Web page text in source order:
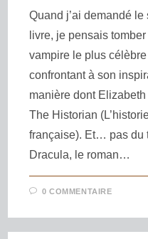
Quand j’ai demandé
livre, je pensais
vampire le plus
confrontant à son
manière dont
The Historian
française). Et… pas du
Dracula, le roman…
0 COMMENTAIRE